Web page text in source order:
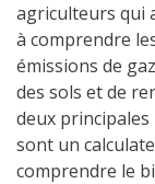
agriculteurs qui
à comprendre
émissions de
des sols et de
deux
sont un
comprendre le